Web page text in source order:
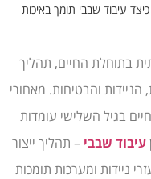
עיבוד שבבי תומך באיכות
בתוחלת החיים, תהליך
והבטיחות. מאחורי
בגיל השלישי עומדות
עיבוד שבבי – תהליך ייצור
ניידות ומערכות תומכות